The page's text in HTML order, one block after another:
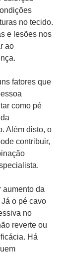
no tecido.
e lesões nos
ao
fatores que
como pé
Além disto, o
contribuir,
aumento da
o pé cavo
no
reverte ou
Há